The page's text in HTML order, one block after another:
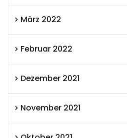
März 2022
Februar 2022
Dezember 2021
November 2021